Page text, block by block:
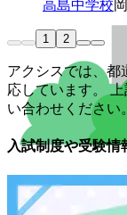
高島中学校
1 2
アクシスでは、都
応しています。
い合わせください。
入試制度や受験情